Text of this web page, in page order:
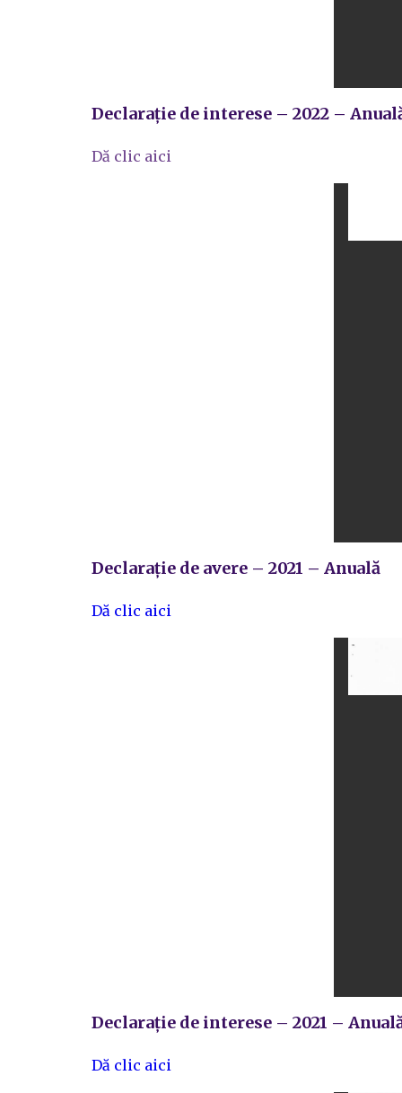
Declarație de interese – 2022 –
Dă clic aici
Declarație de avere – 2021 – Anuală
Dă clic aici
Declarație de interese – 2021 –
Dă clic aici